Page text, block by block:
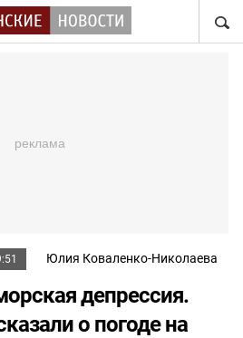
Юлия Коваленко-Николаева
депрессия.
о погоде на